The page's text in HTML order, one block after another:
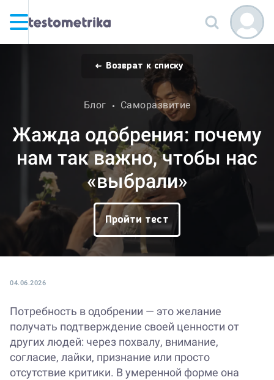
Возврат к списку
Блог Саморазвитие
Жажда одобрения: почему
нам так важно, чтобы нас
«выбрали»
Пройти тест
04.06.2026
Потребность в одобрении — это желание
получать подтверждение своей ценности от
других людей: через похвалу, внимание,
согласие, лайки, признание или просто
отсутствие критики. В умеренной форме она